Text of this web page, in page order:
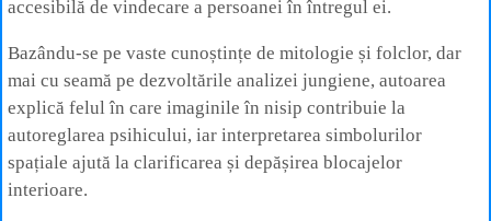
accesibilă de vindecare a persoanei în întregul ei.
Bazându-se pe vaste cunoștințe de mitologie și folclor, dar
mai cu seamă pe dezvoltările analizei jungiene, autoarea
explică felul în care imaginile în nisip contribuie la
autoreglarea psihicului, iar interpretarea simbolurilor
spațiale ajută la clarificarea și depășirea blocajelor
interioare.